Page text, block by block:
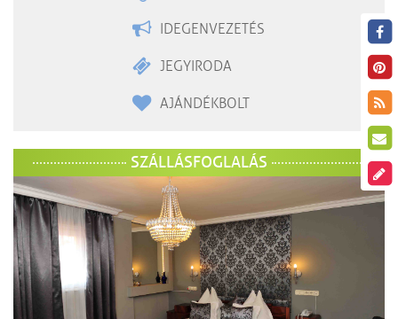
IDEGENVEZETÉS
JEGYIRODA
AJÁNDÉKBOLT
SZÁLLÁSFOGLALÁS